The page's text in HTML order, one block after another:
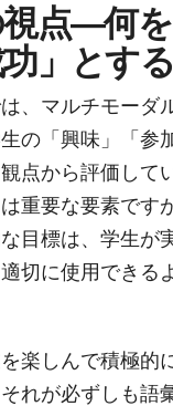
点―何
」とす
、マルチモーダ
の「興味」「参
点から評価して
重要な要素です
目標は、学生が
切に使用できる
楽しんで積極的
れが必ずしも語